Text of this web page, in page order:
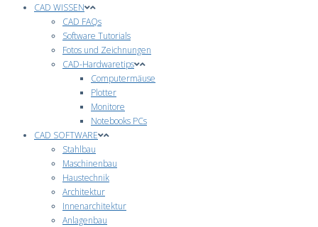
CAD WISSEN
CAD FAQs
Software Tutorials
Fotos und Zeichnungen
CAD-Hardwaretips
Computermäuse
Plotter
Monitore
Notebooks PCs
CAD SOFTWARE
Stahlbau
Maschinenbau
Haustechnik
Architektur
Innenarchitektur
Anlagenbau